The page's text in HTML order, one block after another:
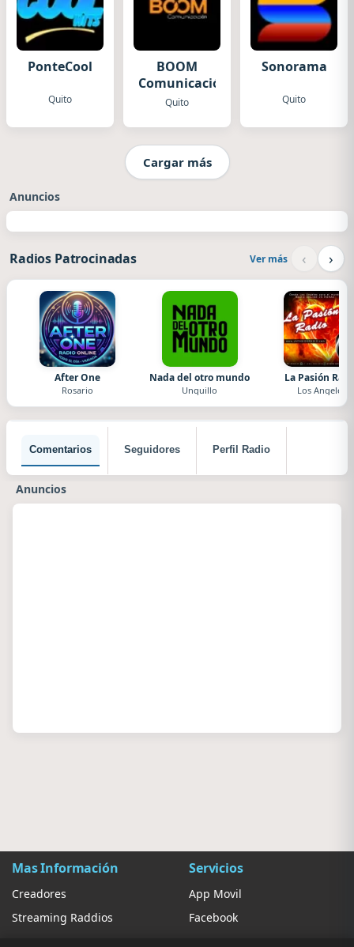
PonteCool
Quito
BOOM
Comunicación
Quito
Sonorama
Quito
Cargar más
Anuncios
Radios Patrocinadas Ver más ‹ ›
After One
Rosario
Nada del otro mundo
Unquillo
La Pasión
Los Angeles
Comentarios Seguidores Perfil Radio
Anuncios
Mas Información
Creadores
Streaming Raddios
Servicios
App Movil
Facebook